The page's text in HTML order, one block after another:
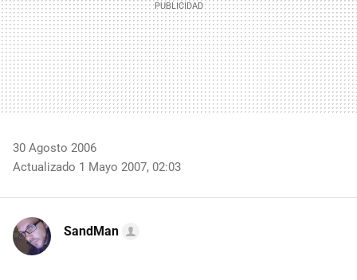
30 Agosto 2006
Actualizado 1 Mayo 2007, 02:03
SandMan